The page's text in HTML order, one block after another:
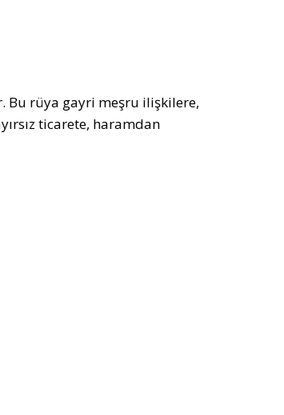
Bu rüya gayri meşru ilişkilere,
ticarete, haramdan